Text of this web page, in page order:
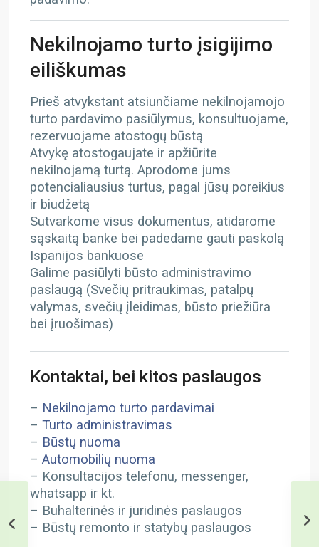
Nekilnojamo turto įsigijimo
eiliškumas
Prieš atvykstant atsiunčiame nekilnojamojo
turto pardavimo pasiūlymus, konsultuojame,
rezervuojame atostogų būstą
Atvykę atostogaujate ir apžiūrite
nekilnojamą turtą. Aprodome jums
potencialiausius turtus, pagal jūsų poreikius
ir biudžetą
Sutvarkome visus dokumentus, atidarome
sąskaitą banke bei padedame gauti paskolą
Ispanijos bankuose
Galime pasiūlyti būsto administravimo
paslaugą (Svečių pritraukimas, patalpų
valymas, svečių įleidimas, būsto priežiūra
bei įruošimas)
Kontaktai, bei kitos paslaugos
– Nekilnojamo turto pardavimai
– Turto administravimas
– Būstų nuoma
– Automobilių nuoma
– Konsultacijos telefonu, messenger,
whatsapp ir kt.
– Buhalterinės ir juridinės paslaugos
– Būstų remonto ir statybų paslaugos